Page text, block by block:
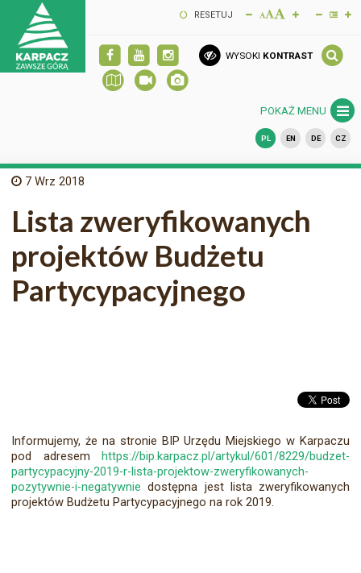
RESETUJ
WYSOKI KONTRAST
POKAŻ MENU
PL EN DE CZ
7 Wrz 2018
Lista zweryfikowanych
projektów Budżetu
Partycypacyjnego
Informujemy, że na stronie BIP Urzędu Miejskiego w Karpaczu
pod adresem https://bip.karpacz.pl/artykul/601/8229/budzet-
partycypacyjny-2019-r-lista-projektow-zweryfikowanych-
pozytywnie-i-negatywnie dostępna jest lista zweryfikowanych
projektów Budżetu Partycypacyjnego na rok 2019.